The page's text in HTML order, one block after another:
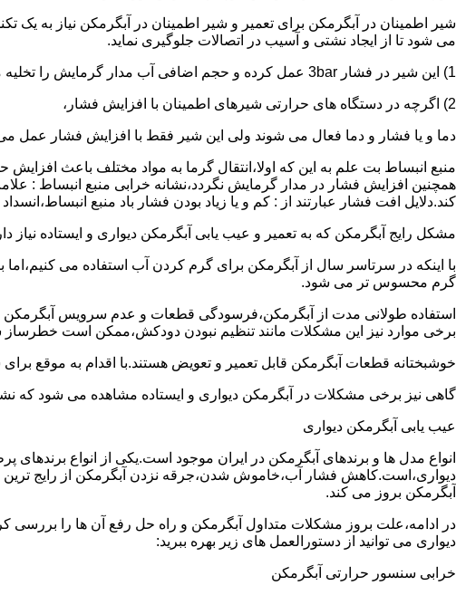
شیر اطمینان در آبگرمکن برای تعمیر و شیر اطمینان در آبگرمکن نیاز به
می شود تا از ایجاد نشتی و آسیب در اتصالات جلوگیری نماید.
1) این شیر در فشار 3bar عمل کرده و حجم اضافی آب مدار گرمایش را تخلیه می کند.
2) اگرچه در دستگاه های حرارتی شیرهای اطمینان با افزایش فشار،
دما و یا فشار و دما فعال می شوند ولی این شیر فقط با افزایش فشار عمل
منبع انبساط بت علم به این که اولا،انتقال گرما به مواد مختلف باعث
همچنین افزایش فشار در مدار گرمایش نگردد،نشانه خرابی منبع انبساط :
کند.دلایل افت فشار عبارتند از : کم و یا زیاد بودن فشار باد منبع
مشکل رایج آبگرمکن که به تعمیر و عیب یابی آبگرمکن دیواری و ایستاده نیاز
با اینکه در سرتاسر سال از آبگرمکن برای گرم کردن آب استفاده می
گرم محسوس تر می شود.
استفاده طولانی مدت از آبگرمکن،فرسودگی قطعات و عدم سرویس
برخی موارد نیز این مشکلات مانند تنظیم نبودن دودکش،ممکن است خطرساز
خوشبختانه قطعات آبگرمکن قابل تعمیر و تعویض هستند.با اقدام به موقع
گاهی نیز برخی مشکلات در آبگرمکن دیواری و ایستاده مشاهده می شود که
عیب یابی آبگرمکن دیواری
انواع مدل ها و برندهای آبگرمکن در ایران موجود است.یکی از انواع برندهای
دیواری،است.کاهش فشار آب،خاموش شدن،جرقه نزدن آبگرمکن از رایج
آبگرمکن بروز می کند.
در ادامه،علت بروز مشکلات متداول آبگرمکن و راه حل رفع آن ها را بررسی
دیواری می توانید از دستورالعمل های زیر بهره ببرید:
خرابی سنسور حرارتی آبگرمکن